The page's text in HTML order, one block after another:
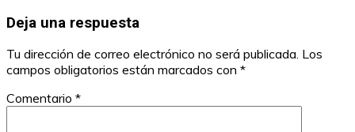
Deja una respuesta
Tu dirección de correo electrónico no será publicada. Los
campos obligatorios están marcados con *
Comentario *